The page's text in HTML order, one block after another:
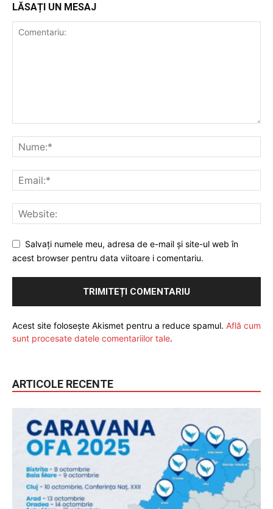
LĂSAȚI UN MESAJ
Salvați numele meu, adresa de e-mail și site-ul web în
acest browser pentru data viitoare i comentariu.
Acest site folosește Akismet pentru a reduce spamul. Află cum
sunt procesate datele comentariilor tale.
ARTICOLE RECENTE